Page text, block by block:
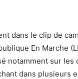
dans le clip de
En Marche
notamment sur les
dans plusieurs